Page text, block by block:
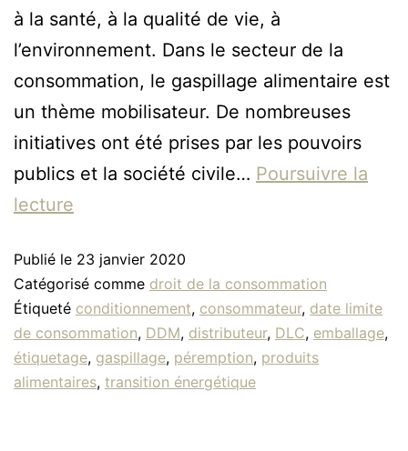
à la santé, à la qualité de vie, à
l’environnement. Dans le secteur de la
consommation, le gaspillage alimentaire est
un thème mobilisateur. De nombreuses
initiatives ont été prises par les pouvoirs
publics et la société civile… Poursuivre la
lecture
Publié le 23 janvier 2020
Catégorisé comme droit de la consommation
Étiqueté conditionnement, consommateur, date limite
de consommation, DDM, distributeur, DLC, emballage,
étiquetage, gaspillage, péremption, produits
alimentaires, transition énergétique